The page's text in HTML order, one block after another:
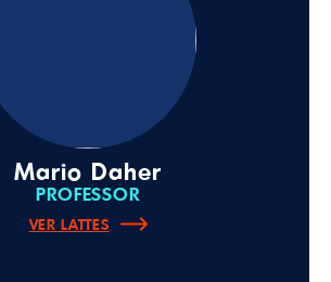
Mario Daher
PROFESSOR
VER LATTES